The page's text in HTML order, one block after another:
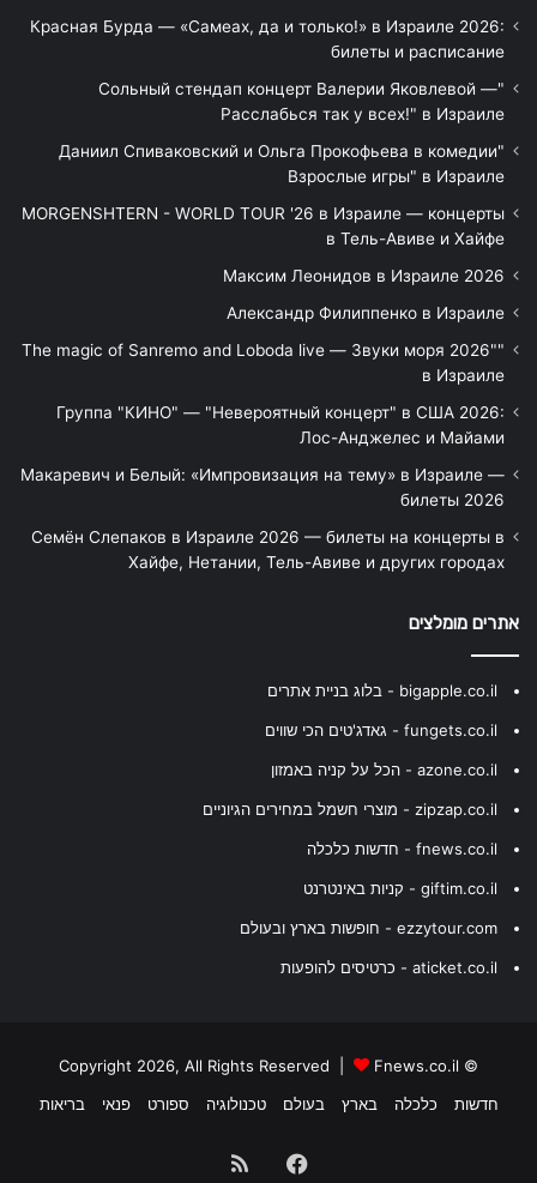
Красная Бурда — «Самеах, да и только!» в Израиле 2026:
билеты и расписание
"Сольный стендап концерт Валерии Яковлевой —
Расслабься так у всех!" в Израиле
"Даниил Спиваковский и Ольга Прокофьева в комедии
Взрослые игры" в Израиле
MORGENSHTERN - WORLD TOUR '26 в Израиле — концерты
в Тель-Авиве и Хайфе
Максим Леонидов в Израиле 2026
Александр Филиппенко в Израиле
"The magic of Sanremo and Loboda live — Звуки моря 2026"
в Израиле
Группа "КИНО" — "Невероятный концерт" в США 2026:
Лос-Анджелес и Майами
Макаревич и Белый: «Импровизация на тему» в Израиле —
билеты 2026
Семён Слепаков в Израиле 2026 — билеты на концерты в
Хайфе, Нетании, Тель-Авиве и других городах
אתרים מומלצים
bigapple.co.il - בלוג בניית אתרים
fungets.co.il - גאדג'טים הכי שווים
azone.co.il - הכל על קניה באמזון
zipzap.co.il - מוצרי חשמל במחירים הגיוניים
fnews.co.il - חדשות כלכלה
giftim.co.il - קניות באינטרנט
ezzytour.com - חופשות בארץ ובעולם
aticket.co.il - כרטיסים להופעות
© Copyright 2026, All Rights Reserved |
Fnews.co.il
חדשות
כלכלה בארץ בעולם טכנולוגיה ספורט פנאי בריאות
Facebook